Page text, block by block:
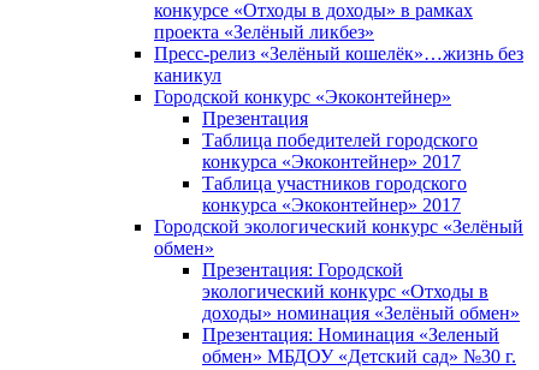
конкурсе «Отходы в доходы» в рамках
проекта «Зелёный ликбез»
Пресс-релиз «Зелёный кошелёк»…жизнь без
каникул
Городской конкурс «Экоконтейнер»
Презентация
Таблица победителей городского
конкурса «Экоконтейнер» 2017
Таблица участников городского
конкурса «Экоконтейнер» 2017
Городской экологический конкурс «Зелёный
обмен»
Презентация: Городской
экологический конкурс «Отходы в
доходы» номинация «Зелёный обмен»
Презентация: Номинация «Зеленый
обмен» МБДОУ «Детский сад» №30 г.